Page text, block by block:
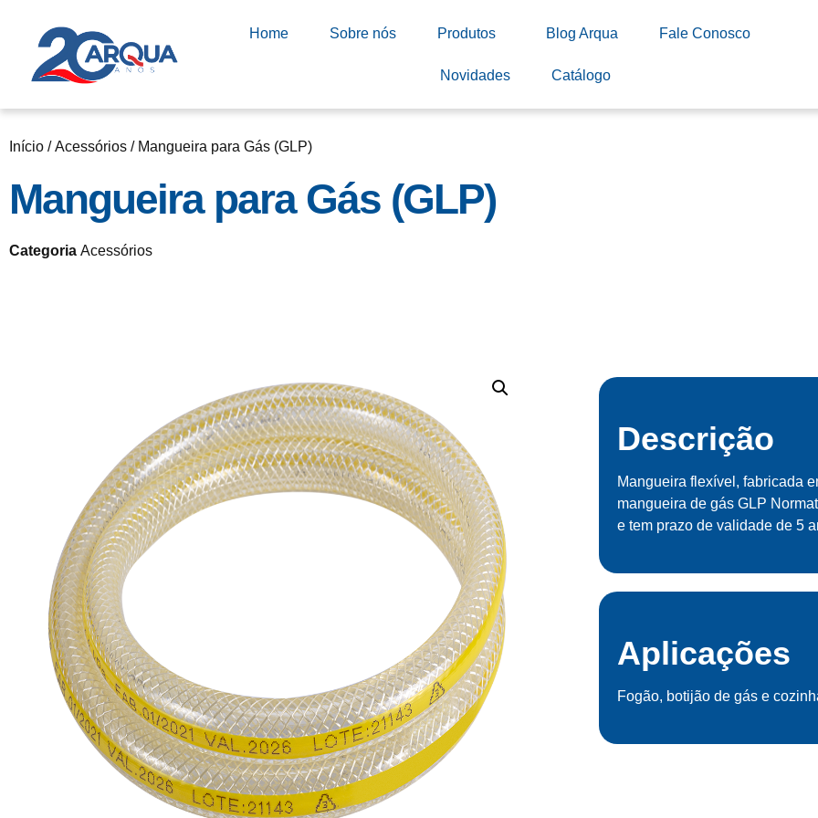
Home Sobre nós Produtos Blog Arqua Fale Conosco
Novidades Catálogo
Início /Acessórios / Mangueira para Gás (GLP)
Mangueira para Gás (GLP)
Categoria Acessórios
Descrição
Mangueira flexível, fabricada
mangueira de gás GLP
e tem prazo de validade de 5
Aplicações
Fogão, botijão de gás e